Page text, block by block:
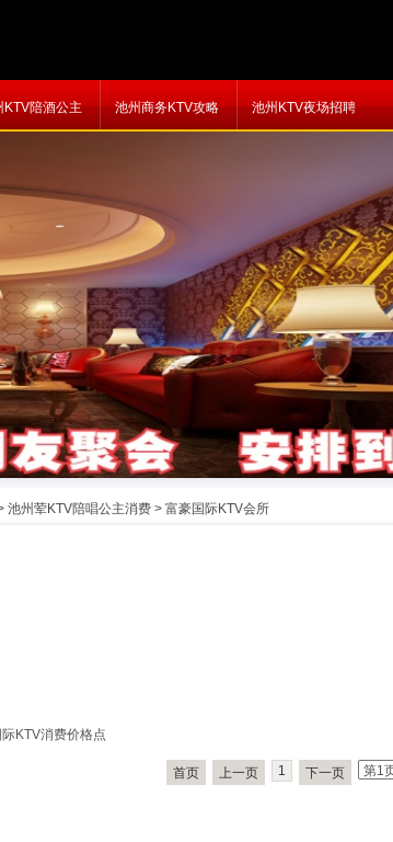
KTV陪酒公主 池州商务KTV攻略 池州KTV夜场招聘
池州荤KTV陪唱公主消费 > 富豪国际KTV会所
KTV消费价格点
首页 上一页 1 下一页